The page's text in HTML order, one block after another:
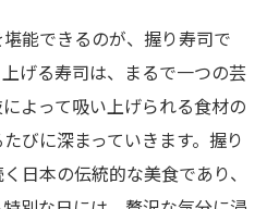
能できるのが、握り寿司で
げる寿司は、まるで一つの芸
よって吸い上げられる食材の
びに深まっていきます。握り
日本の伝統的な美食であり、